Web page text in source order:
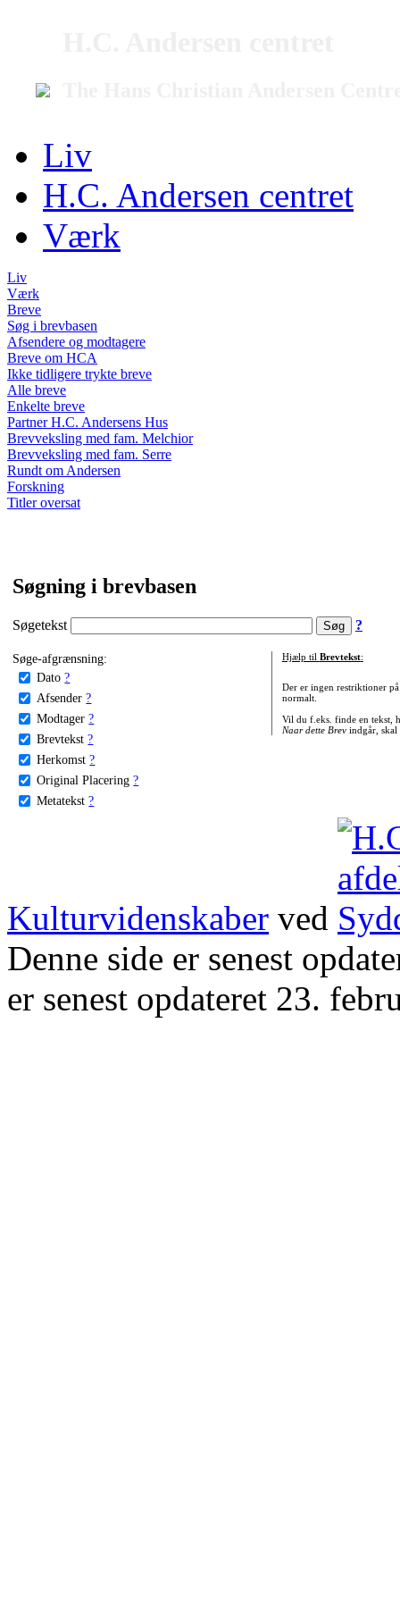
Liv
H.C. Andersen centret
Værk
Liv
Værk
Breve
Søg i brevbasen
Afsendere og modtagere
Breve om HCA
Ikke tidligere trykte breve
Alle breve
Enkelte breve
Partner H.C. Andersens Hus
Brevveksling med fam. Melchior
Brevveksling med fam. Serre
Rundt om Andersen
Forskning
Titler oversat
Søgning i brevbasen
Søgetekst ?
Søge-afgrænsning:
Dato ?
Afsender ?
Modtager ?
Brevtekst ?
Herkomst ?
Original Placering ?
Metatekst ?
Hjælp til Brevtekst:
Der er ingen restriktioner
normalt.
Vil du f.eks. finde en tekst,
Naar dette Brevindgår, skal
Kulturvidenskaber ved
Denne side er senest
er senest opdateret 23.